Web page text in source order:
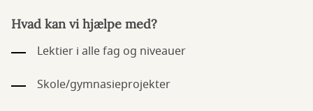
Hvad kan vi hjælpe med?
Lektier i alle fag og niveauer
Skole/gymnasieprojekter